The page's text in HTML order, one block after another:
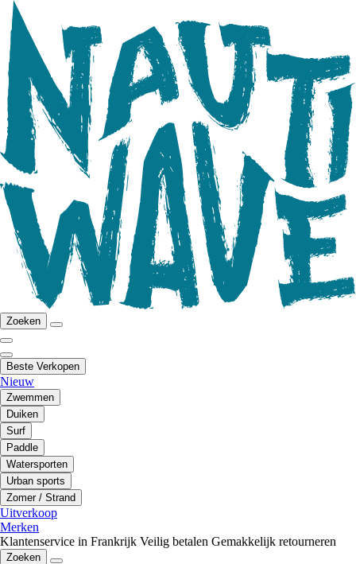
Zoeken
Beste Verkopen
Nieuw
Zwemmen
Duiken
Surf
Paddle
Watersporten
Urban sports
Zomer / Strand
Uitverkoop
Merken
Klantenservice in Frankrijk Veilig betalen Gemakkelijk retourneren
Zoeken